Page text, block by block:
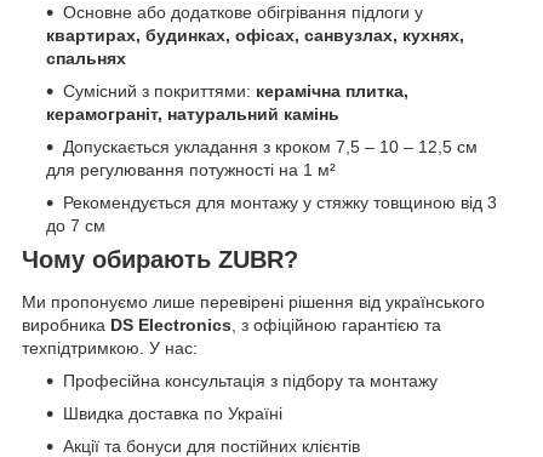
Основне або додаткове обігрівання підлоги у
квартирах, будинках, офісах, санвузлах, кухнях,
спальнях
Сумісний з покриттями: керамічна плитка,
керамограніт, натуральний камінь
Допускається укладання з кроком 7,5 – 10 – 12,5 см
для регулювання потужності на 1 м²
Рекомендується для монтажу у стяжку товщиною від 3
до 7 см
Чому обирають ZUBR?
Ми пропонуємо лише перевірені рішення від українського
виробника DS Electronics, з офіційною гарантією та
техпідтримкою. У нас:
Професійна консультація з підбору та монтажу
Швидка доставка по Україні
Акції та бонуси для постійних клієнтів